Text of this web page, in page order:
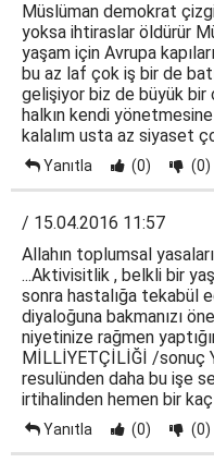
Müslüman demokrat
yoksa ihtiraslar öldürür
yaşam için Avrupa
bu az laf çok iş bir de
gelişiyor biz de büyük bir
halkın kendi
kalalım usta az siyaset
Yanıtla (0) (0)
/ 15.04.2016 11:57
Allahın toplumsal
...Aktivisitlik , belkli bir
sonra hastalığa tekabül
diyaloğuna bakmanızı
niyetinize rağmen
MİLLİYETÇİLİĞİ /sonuç
resulünden daha bu işe
irtihalinden hemen bir
Yanıtla (0) (0)